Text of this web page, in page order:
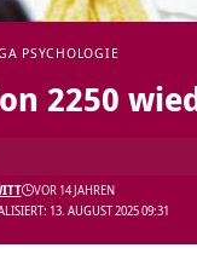
PSYCHOLOGIE
2250
13. AUGUST 2025 09:31
VOR 14 JAHREN